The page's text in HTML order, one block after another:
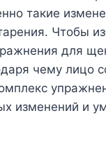
такие
Чтобы
для
чему лицо
изменений и